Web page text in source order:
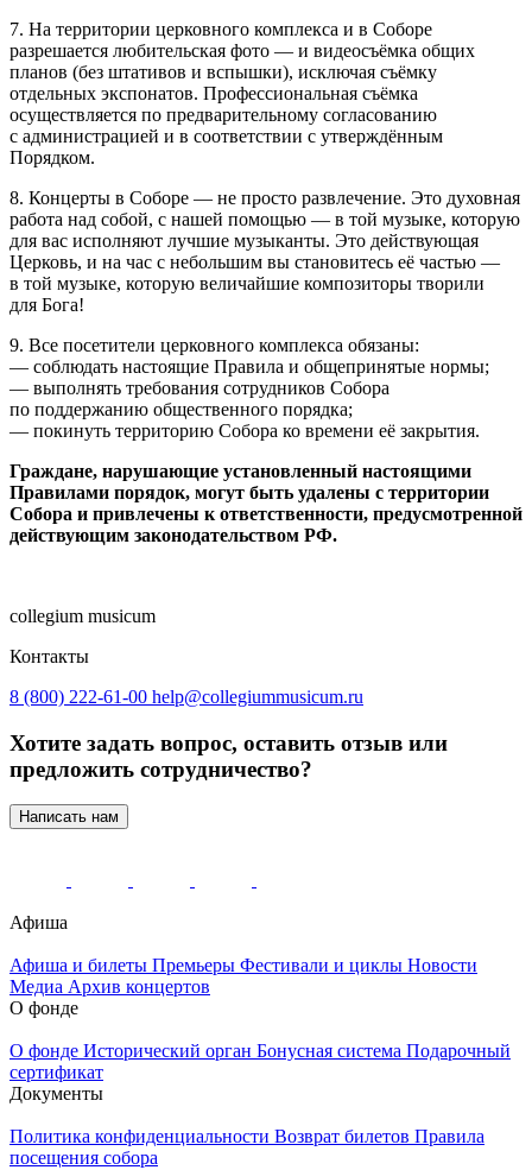
7. На территории церковного комплекса и в Соборе
разрешается любительская фото — и видеосъёмка общих
планов (без штативов и вспышки), исключая съёмку
отдельных экспонатов. Профессиональная съёмка
осуществляется по предварительному согласованию
с администрацией и в соответствии с утверждённым
Порядком.
8. Концерты в Соборе — не просто развлечение. Это духовная
работа над собой, с нашей помощью — в той музыке, которую
для вас исполняют лучшие музыканты. Это действующая
Церковь, и на час с небольшим вы становитесь её частью —
в той музыке, которую величайшие композиторы творили
для Бога!
9. Все посетители церковного комплекса обязаны:
— соблюдать настоящие Правила и общепринятые нормы;
— выполнять требования сотрудников Собора
по поддержанию общественного порядка;
— покинуть территорию Собора ко времени её закрытия.
Граждане, нарушающие установленный настоящими
Правилами порядок, могут быть удалены с территории
Собора и привлечены к ответственности, предусмотренной
действующим законодательством РФ.
collegium musicum
Контакты
8 (800) 222-61-00 help@collegiummusicum.ru
Хотите задать вопрос, оставить отзыв или
предложить сотрудничество?
Написать нам
Афиша
Афиша и билеты Премьеры Фестивали и циклы Новости
Медиа Архив концертов
О фонде
О фонде Исторический орган Бонусная система Подарочный
сертификат
Документы
Политика конфиденциальности Возврат билетов Правила
посещения собора